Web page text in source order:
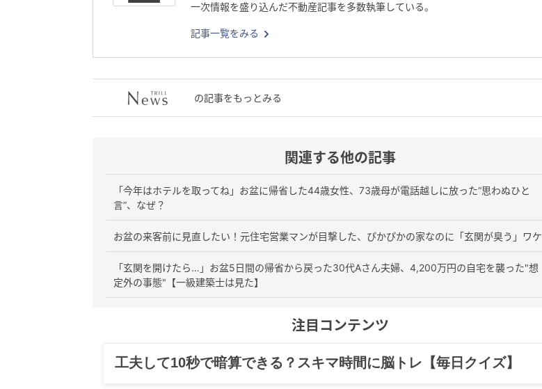
一次情報を盛り込んだ不動産記事を多数執筆している。
記事一覧をみる
の記事をもっとみる
関連する他の記事
「今年はホテルを取ってね」お盆に帰省した44歳女性、73歳母が電話越しに放った“思わぬひと
言”、なぜ？
お盆の来客前に見直したい！元住宅営業マンが目撃した、ぴかぴかの家なのに「玄関が臭う」ワケ
「玄関を開けたら…」お盆5日間の帰省から戻った30代Aさん夫婦、4,200万円の自宅を襲った"想
定外の事態"【一級建築士は見た】
注目コンテンツ
グルメ、ギャグ、子育て、旅行記……全部、読めます。